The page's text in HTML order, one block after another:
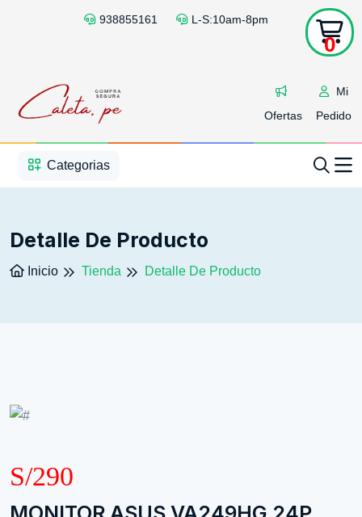
938855161 L-S:10am-8pm
Ofertas
Mi
Pedido
0
Categorias
Detalle De Producto
Inicio Tienda Detalle De Producto
S/290